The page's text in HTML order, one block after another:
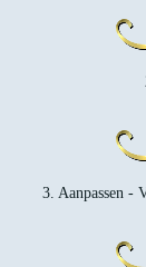
3. Aanpassen -